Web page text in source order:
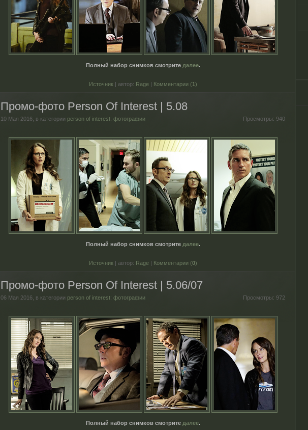
Полный набор снимков смотрите далее.
Источник| автор: Rage| Комментарии (1)
Промо-фото Person Of Interest | 5.08
10 Мая 2016, в категории person of interest: фотографии Просмотры: 940
Полный набор снимков смотрите далее.
Источник| автор: Rage| Комментарии (0)
Промо-фото Person Of Interest | 5.06/07
06 Мая 2016, в категории person of interest: фотографии Просмотры: 972
Полный набор снимков смотрите далее.